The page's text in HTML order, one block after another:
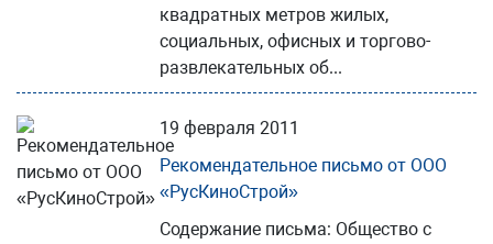
квадратных метров жилых,
социальных, офисных и торгово-
развлекательных об...
19 февраля 2011
Рекомендательное письмо от ООО
«РусКиноСтрой»
Содержание письма: Общество с